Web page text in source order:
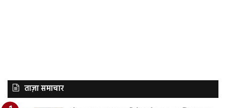
ताज़ा समाचार